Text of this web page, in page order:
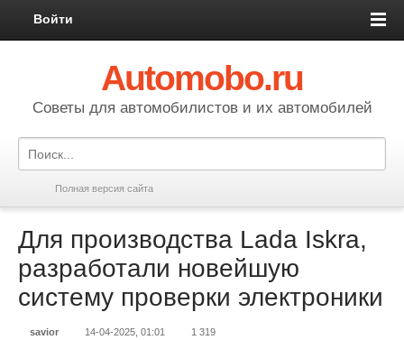
Войти
Automobo.ru
Cоветы для автомобилистов и их автомобилей
Полная версия сайта
Для производства Lada Iskra,
разработали новейшую
систему проверки электроники
savior 14-04-2025, 01:01 1 319